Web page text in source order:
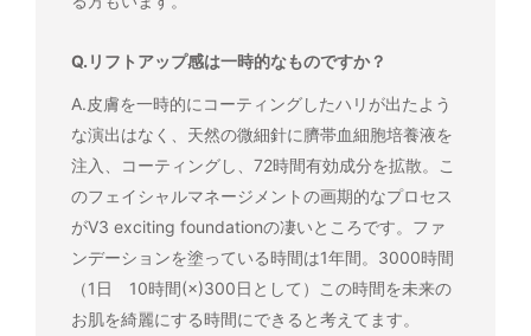
Q.リフトアップ感は一時的なものですか？
A.皮膚を一時的にコーティングしたハリが出たよう
な演出はなく、天然の微細針に臍帯血細胞培養液を
注入、コーティングし、72時間有効成分を拡散。こ
のフェイシャルマネージメントの画期的なプロセス
がV3 exciting foundationの凄いところです。ファ
ンデーションを塗っている時間は1年間。3000時間
（1日 10時間(×)300日として）この時間を未来の
お肌を綺麗にする時間にできると考えてます。